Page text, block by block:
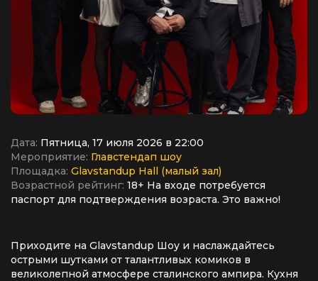
Дата: Пятница, 17 июля 2026 в 22:00
Мероприятие: Главстендап шоу
Площадка: Glavstandup Hall (малый зал)
Возрастной рейтинг: 18+ На входе потребуется
паспорт для подтверждения возраста. Это важно!
Приходите на Glavstandup Шоу и наслаждайтесь
острыми шутками от талантливых комиков в
великолепной атмосфере сталинского ампира. Кухня